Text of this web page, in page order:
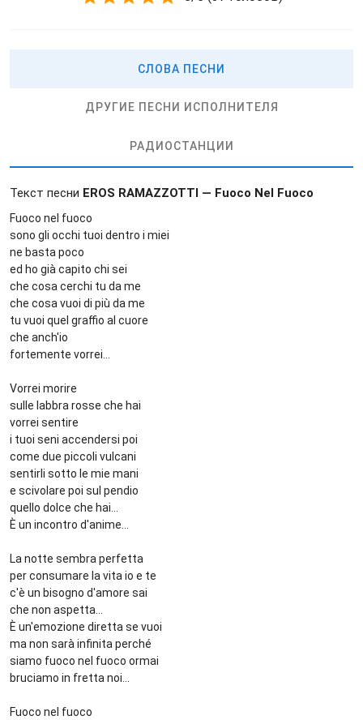
СЛОВА ПЕСНИ
ДРУГИЕ ПЕСНИ ИСПОЛНИТЕЛЯ
РАДИОСТАНЦИИ
Текст песни EROS RAMAZZOTTI — Fuoco Nel Fuoco
Fuoco nel fuoco
sono gli occhi tuoi dentro i miei
ne basta poco
ed ho già capito chi sei
che cosa cerchi tu da me
che cosa vuoi di più da me
tu vuoi quel graffio al cuore
che anch'io
fortemente vorrei...
Vorrei morire
sulle labbra rosse che hai
vorrei sentire
i tuoi seni accendersi poi
come due piccoli vulcani
sentirli sotto le mie mani
e scivolare poi sul pendio
quello dolce che hai...
È un incontro d'anime...
La notte sembra perfetta
per consumare la vita io e te
c'è un bisogno d'amore sai
che non aspetta...
È un'emozione diretta se vuoi
ma non sarà infinita perché
siamo fuoco nel fuoco ormai
bruciamo in fretta noi...
Fuoco nel fuoco